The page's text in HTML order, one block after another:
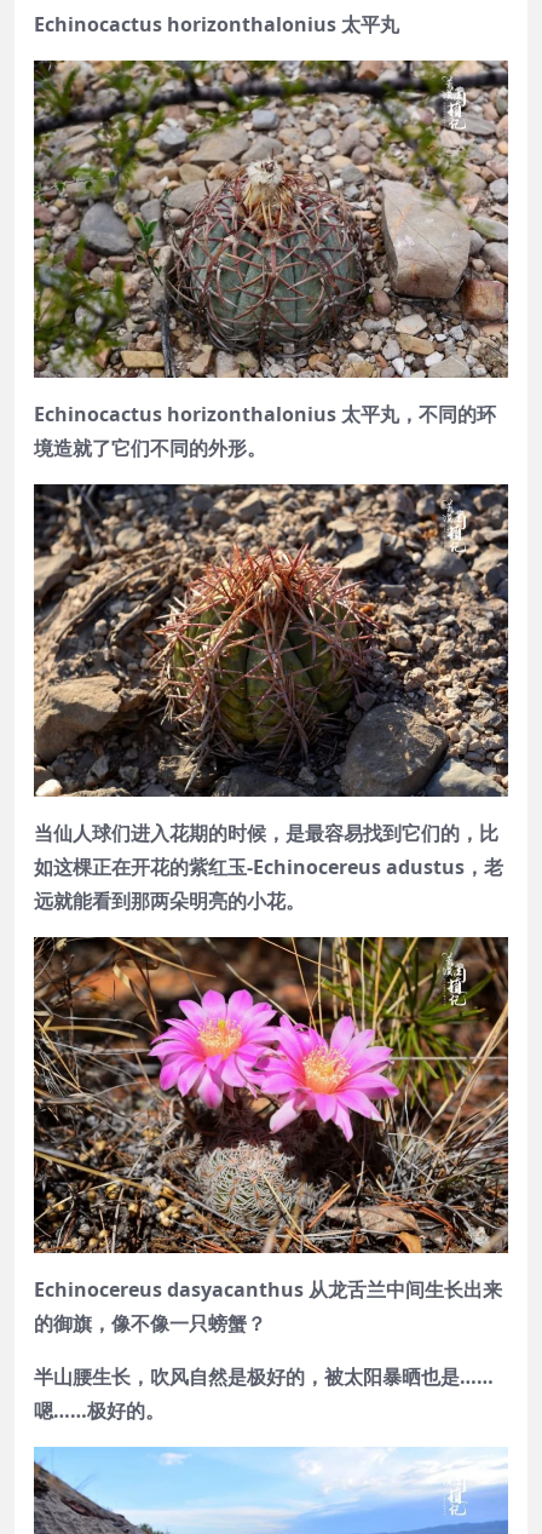
Echinocactus horizonthalonius 太平丸
Echinocactus horizonthalonius 太平丸，不同的环
境造就了它们不同的外形。
当仙人球们进入花期的时候，是最容易找到它们的，比
如这棵正在开花的紫红玉-Echinocereus adustus，老
远就能看到那两朵明亮的小花。
Echinocereus dasyacanthus 从龙舌兰中间生长出来
的御旗，像不像一只螃蟹？
半山腰生长，吹风自然是极好的，被太阳暴晒也是……
嗯……极好的。